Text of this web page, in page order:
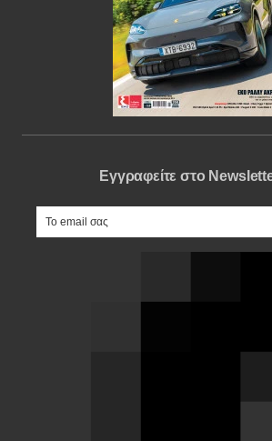
Εγγραφείτε στο
e-mail